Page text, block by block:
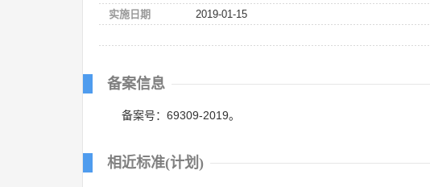
实施日期
2019-01-15
备案信息
备案号：69309-2019。
相近标准(计划)